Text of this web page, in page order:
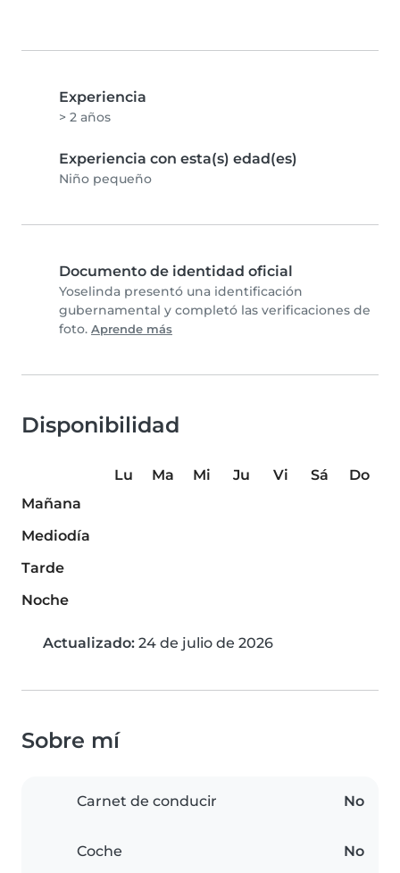
Experiencia
> 2 años
Experiencia con esta(s) edad(es)
Niño pequeño
Documento de identidad oficial
Yoselinda presentó una identificación
gubernamental y completó las verificaciones de
foto. Aprende más
Disponibilidad
Lu Ma Mi Ju Vi Sá
Do
Mañana
Mediodía
Tarde
Noche
Actualizado: 24 de julio de 2026
Sobre mí
Carnet de conducir No
Coche No